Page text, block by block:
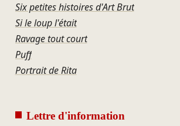
Six petites histoires d'Art Brut
Si le loup l'était
Ravage tout court
Puff
Portrait de Rita
Lettre d'information